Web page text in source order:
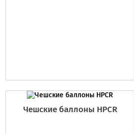
Чешские баллоны HPCR